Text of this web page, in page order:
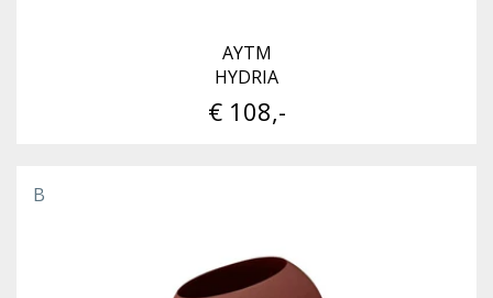
AYTM
HYDRIA
€ 108,-
B